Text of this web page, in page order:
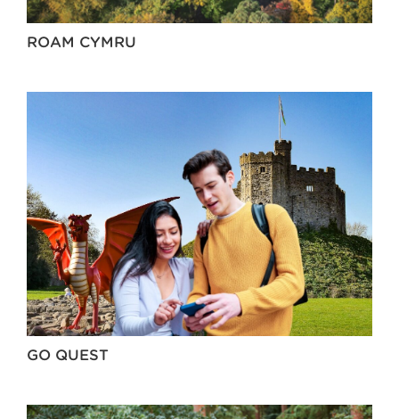
ROAM CYMRU
GO QUEST